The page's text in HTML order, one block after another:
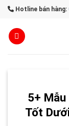
Skip
content
Hotline bán hàng:
5+ Mẫu
Tốt